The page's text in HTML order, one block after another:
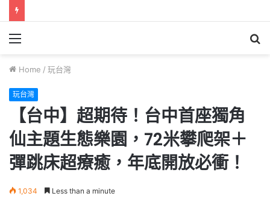
Home / 玩台灣
玩台灣
【台中】超期待！台中首座獨角
仙主題生態樂園，72米攀爬架＋
彈跳床超療癒，年底開放必衝！
1,034 Less than a minute